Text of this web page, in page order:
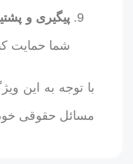
پیگیری و
شما حمایت
با توجه به این
مسائل حقوقی خود